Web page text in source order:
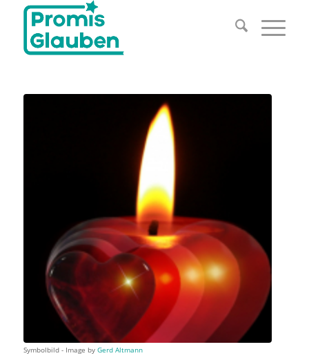
Symbolbild - Image by Gerd Altmann